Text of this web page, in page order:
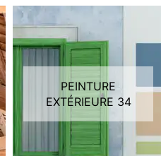
PEINTURE
EXTÉRIEURE 34